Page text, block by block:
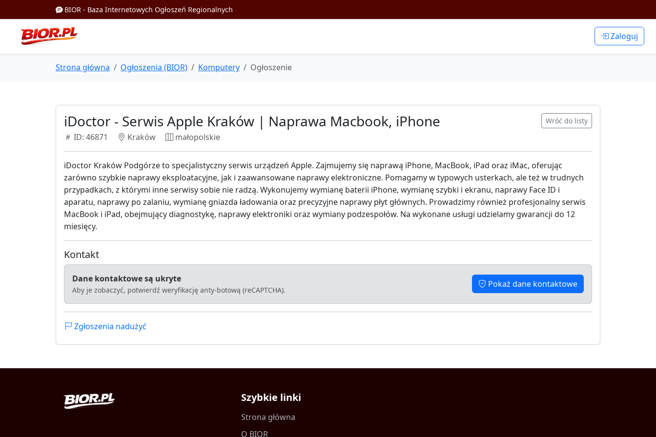
BIOR - Baza Internetowych Ogłoszeń Regionalnych
Zaloguj
Strona główna Ogłoszenia (BIOR) Komputery Ogłoszenie
iDoctor - Serwis Apple Kraków | Naprawa Macbook, iPhone
ID: 46871 Kraków małopolskie
Wróć do listy
iDoctor Kraków Podgórze to specjalistyczny serwis urządzeń Apple. Zajmujemy się naprawą iPhone, MacBook, iPad oraz iMac, oferując
zarówno szybkie naprawy eksploatacyjne, jak i zaawansowane naprawy elektroniczne. Pomagamy w typowych usterkach, ale też w trudnych
przypadkach, z którymi inne serwisy sobie nie radzą. Wykonujemy wymianę baterii iPhone, wymianę szybki i ekranu, naprawy Face ID i
aparatu, naprawy po zalaniu, wymianę gniazda ładowania oraz precyzyjne naprawy płyt głównych. Prowadzimy również profesjonalny serwis
MacBook i iPad, obejmujący diagnostykę, naprawy elektroniki oraz wymiany podzespołów. Na wykonane usługi udzielamy gwarancji do 12
miesięcy.
Kontakt
Dane kontaktowe są ukryte
Aby je zobaczyć, potwierdź weryfikację anty-botową (reCAPTCHA).
Pokaż dane kontaktowe
Zgłoszenia nadużyć
Szybkie linki
Strona główna
O BIOR